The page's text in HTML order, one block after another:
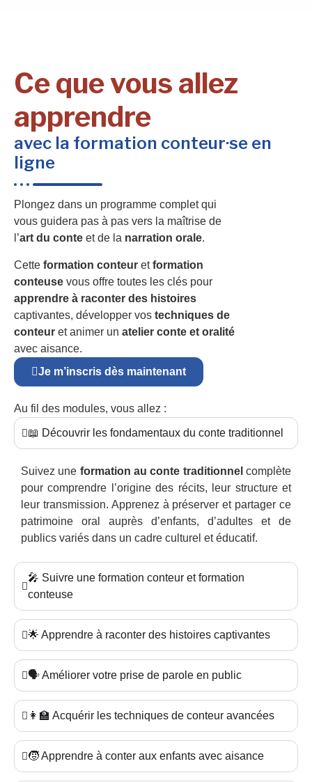
Ce que vous allez
apprendre
avec la formation conteur·se en
ligne
Plongez dans un programme complet qui
vous guidera pas à pas vers la maîtrise de
l’art du conte et de la narration orale.
Cette formation conteur etformation
conteuse vous offre toutes les clés pour
apprendre à raconter des histoires
captivantes, développer vos techniques de
conteur et animer un atelier conte et oralité
avec aisance.
Je m’inscris dès maintenant
Au fil des modules, vous allez :
📖 Découvrir les fondamentaux du conte traditionnel
Suivez une formation au conte traditionnel complète
pour comprendre l’origine des récits, leur structure et
leur transmission. Apprenez à préserver et partager ce
patrimoine oral auprès d’enfants, d’adultes et de
publics variés dans un cadre culturel et éducatif.
🎤 Suivre une formation conteur et formation
conteuse
🌟 Apprendre à raconter des histoires captivantes
🗣️ Améliorer votre prise de parole en public
👩‍🏫 Acquérir les techniques de conteur avancées
🧒 Apprendre à conter aux enfants avec aisance